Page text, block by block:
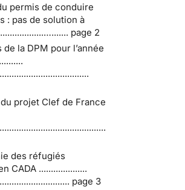
permis de conduire
: pas de solution à
page 2
la DPM pour l’année
projet Clef de France
des réfugiés
CADA ....................
page 3